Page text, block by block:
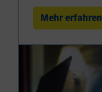
Mehr erfahren